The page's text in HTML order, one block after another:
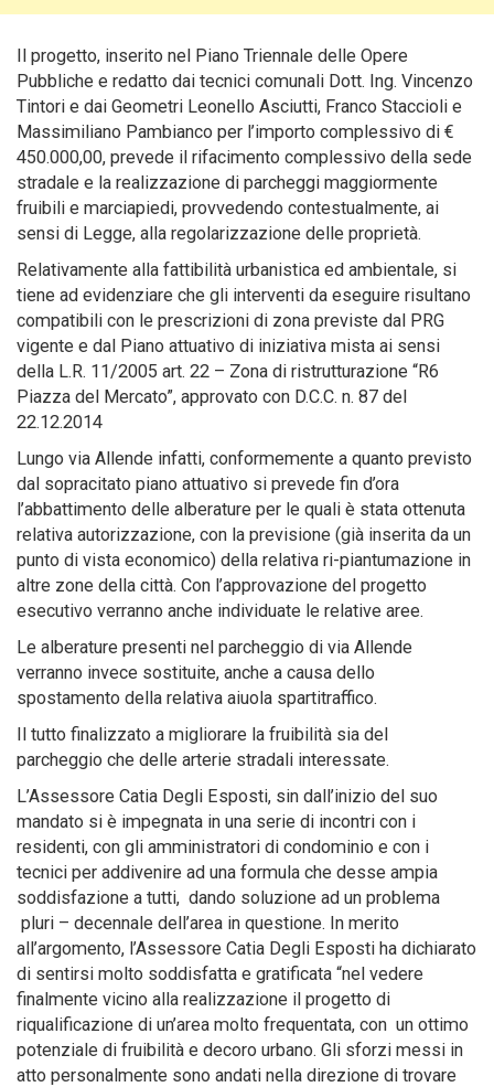
Il progetto, inserito nel Piano Triennale delle Opere
Pubbliche e redatto dai tecnici comunali Dott. Ing. Vincenzo
Tintori e dai Geometri Leonello Asciutti, Franco Staccioli e
Massimiliano Pambianco per l’importo complessivo di €
450.000,00, prevede il rifacimento complessivo della sede
stradale e la realizzazione di parcheggi maggiormente
fruibili e marciapiedi, provvedendo contestualmente, ai
sensi di Legge, alla regolarizzazione delle proprietà.
Relativamente alla fattibilità urbanistica ed ambientale, si
tiene ad evidenziare che gli interventi da eseguire risultano
compatibili con le prescrizioni di zona previste dal PRG
vigente e dal Piano attuativo di iniziativa mista ai sensi
della L.R. 11/2005 art. 22 – Zona di ristrutturazione “R6
Piazza del Mercato”, approvato con D.C.C. n. 87 del
22.12.2014
Lungo via Allende infatti, conformemente a quanto previsto
dal sopracitato piano attuativo si prevede fin d’ora
l’abbattimento delle alberature per le quali è stata ottenuta
relativa autorizzazione, con la previsione (già inserita da un
punto di vista economico) della relativa ri-piantumazione in
altre zone della città. Con l’approvazione del progetto
esecutivo verranno anche individuate le relative aree.
Le alberature presenti nel parcheggio di via Allende
verranno invece sostituite, anche a causa dello
spostamento della relativa aiuola spartitraffico.
Il tutto finalizzato a migliorare la fruibilità sia del
parcheggio che delle arterie stradali interessate.
L’Assessore Catia Degli Esposti, sin dall’inizio del suo
mandato si è impegnata in una serie di incontri con i
residenti, con gli amministratori di condominio e con i
tecnici per addivenire ad una formula che desse ampia
soddisfazione a tutti, dando soluzione ad un problema
pluri – decennale dell’area in questione. In merito
all’argomento, l’Assessore Catia Degli Esposti ha dichiarato
di sentirsi molto soddisfatta e gratificata “nel vedere
finalmente vicino alla realizzazione il progetto di
riqualificazione di un’area molto frequentata, con un ottimo
potenziale di fruibilità e decoro urbano. Gli sforzi messi in
atto personalmente sono andati nella direzione di trovare